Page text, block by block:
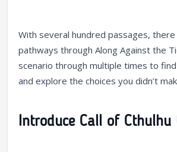
With several hundred passages,
pathways through Along Against the
scenario through multiple times to
and explore the choices you didn’t
Introduce Call of Cthulhu